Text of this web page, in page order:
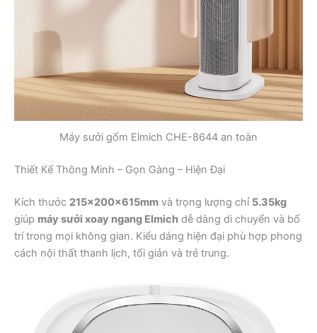
Máy sưởi gốm Elmich CHE-8644 an toàn
Thiết Kế Thông Minh – Gọn Gàng – Hiện Đại
Kích thước 215x200x615mm và trọng lượng chỉ 5.35kg
giúp máy sưởi xoay ngang Elmich dễ dàng di chuyển và bố
trí trong mọi không gian. Kiểu dáng hiện đại phù hợp phong
cách nội thất thanh lịch, tối giản và trẻ trung.